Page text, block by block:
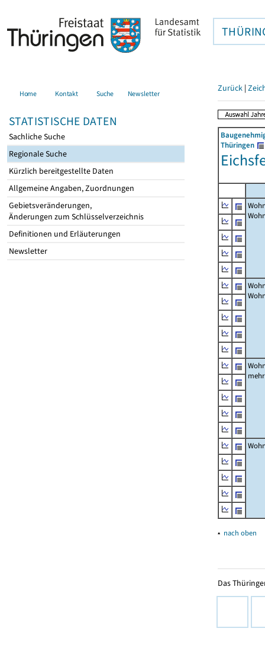
Home Kontakt Suche Newsletter
STATISTISCHE DATEN
Sachliche Suche
Regionale Suche
Kürzlich bereitgestellte Daten
Allgemeine Angaben, Zuordnungen
Gebietsveränderungen,
Änderungen zum Schlüsselverzeichnis
Definitionen und Erläuterungen
Newsletter
Zurück |
Thüringen
▴ nach oben
Das